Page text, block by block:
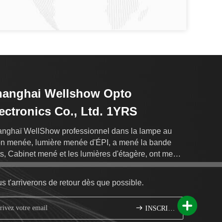
Wellshow Opto
Co., Ltd. 1YRS
WellShow professionnel dans la lampe au
menée, lumière menée d'ÉPI, a mené la bande
Cabinet mené et les lumières d'étagère, ont mené
d'exportation de lumières de joint de mur.
t'arriverons de retour dès que possible.
INSCRIVEZ-VOUS